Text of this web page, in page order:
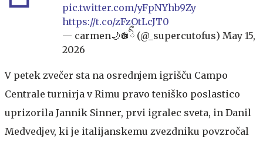
pic.twitter.com/yFpNYhb9Zy
https://t.co/zFzOtLcJT0
— carmen🌙🪩ིྀ (@_supercutofus) May 15,
2026
V petek zvečer sta na osrednjem igrišču Campo
Centrale turnirja v Rimu pravo teniško poslastico
uprizorila Jannik Sinner, prvi igralec sveta, in Danil
Medvedjev, ki je italijanskemu zvezdniku povzročal